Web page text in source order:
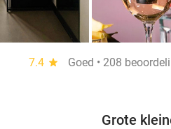
7.4 star
Goed • 208
Grote